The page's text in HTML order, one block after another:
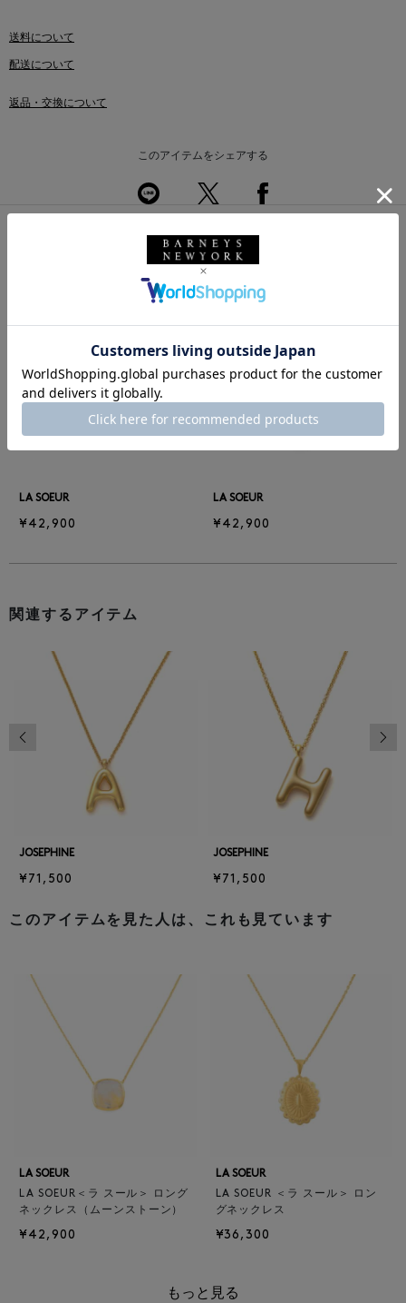
送料について
配送について
返品・交換について
このアイテムをシェアする
同じカテゴリのアイテム
LA SOEUR
¥42,900
LA SOEUR
¥42,900
前の画像
関連するアイテム
JOSEPHINE
¥71,500
JOSEPHINE
¥71,500
前の画像
このアイテムを見た人は、これも見ています
LA SOEUR
LA SOEUR＜ラ スール＞ ロング
ネックレス（ムーンストーン）
¥42,900
LA SOEUR
LA SOEUR ＜ラ スール＞ ロン
グネックレス
¥36,300
もっと見る